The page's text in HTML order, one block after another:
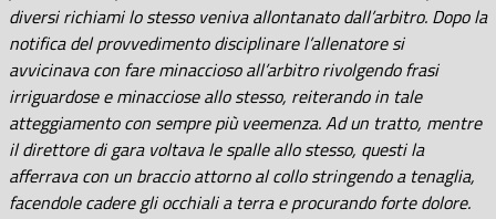
diversi richiami lo stesso veniva allontanato dall’arbitro. Dopo la
notifica del provvedimento disciplinare l’allenatore si
avvicinava con fare minaccioso all’arbitro rivolgendo frasi
irriguardose e minacciose allo stesso, reiterando in tale
atteggiamento con sempre più veemenza. Ad un tratto, mentre
il direttore di gara voltava le spalle allo stesso, questi la
afferrava con un braccio attorno al collo stringendo a tenaglia,
facendole cadere gli occhiali a terra e procurando forte dolore.